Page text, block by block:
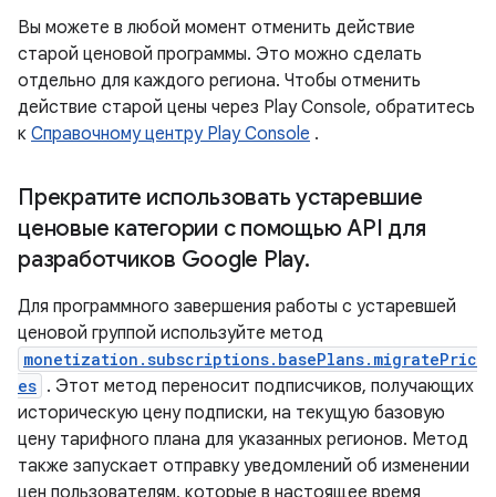
Вы можете в любой момент отменить действие
старой ценовой программы. Это можно сделать
отдельно для каждого региона. Чтобы отменить
действие старой цены через Play Console, обратитесь
к Справочному центру Play Console .
Прекратите использовать устаревшие
ценовые категории с помощью API для
разработчиков Google Play.
Для программного завершения работы с устаревшей
ценовой группой используйте метод
monetization.subscriptions.basePlans.migratePric
es . Этот метод переносит подписчиков, получающих
историческую цену подписки, на текущую базовую
цену тарифного плана для указанных регионов. Метод
также запускает отправку уведомлений об изменении
цен пользователям, которые в настоящее время